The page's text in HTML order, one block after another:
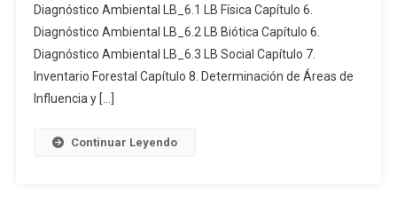
PLATAFORMA
INCHI
G,
VÍA
50000876),
PORVENIR
3
(CÓDIGO
PARA
LA
FASE
DE
MINERALES
Diagnóstico Ambiental LB_6.1 LB Física Capítulo 6.
Diagnóstico Ambiental LB_6.2 LB Biótica Capítulo 6.
Diagnóstico Ambiental LB_6.3 LB Social Capítulo 7.
Inventario Forestal Capítulo 8. Determinación de Áreas de
Influencia y […]
Continuar Leyendo